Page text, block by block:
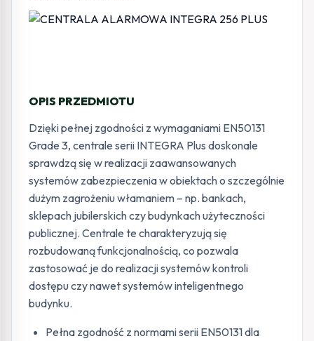
OPIS PRZEDMIOTU
Dzięki pełnej zgodności z wymaganiami EN50131
Grade 3, centrale serii INTEGRA Plus doskonale
sprawdzą się w realizacji zaawansowanych
systemów zabezpieczenia w obiektach o szczególnie
dużym zagrożeniu włamaniem – np. bankach,
sklepach jubilerskich czy budynkach użyteczności
publicznej. Centrale te charakteryzują się
rozbudowaną funkcjonalnością, co pozwala
zastosować je do realizacji systemów kontroli
dostępu czy nawet systemów inteligentnego
budynku.
Pełna zgodność z normami serii EN50131 dla